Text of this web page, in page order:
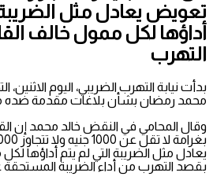
تعويض يعادل مثل الضريبة
أداؤها لكل ممول خالف
التهرب
بدأت نيابة التهرب الضريبي، اليوم
محمد رمضان بشأن بلاغات مقدمة ضده
وقال المحامي في النقض خالد محمد إن
يعادل مثل الضريبة التي لم يتم أداؤها
بقصد التهرب من أداء الضريبة المستحقة